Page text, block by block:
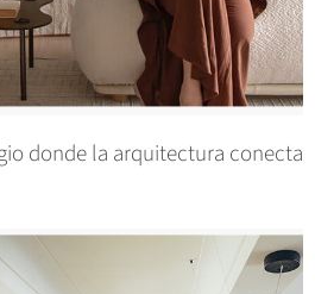
donde la arquitectura conecta